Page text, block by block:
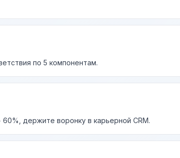
по 5 компонентам.
60%, держите воронку в карьерной CRM.